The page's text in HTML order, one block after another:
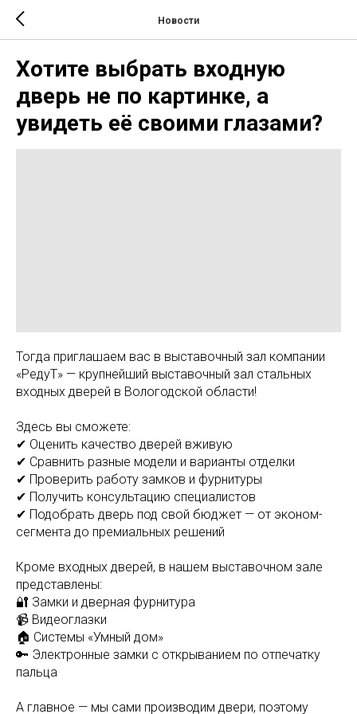
Новости
Хотите выбрать входную
дверь не по картинке, а
увидеть её своими глазами?
Тогда приглашаем вас в выставочный зал компании
«РедуТ» — крупнейший выставочный зал стальных
входных дверей в Вологодской области!
Здесь вы сможете:
✔ Оценить качество дверей вживую
✔ Сравнить разные модели и варианты отделки
✔ Проверить работу замков и фурнитуры
✔ Получить консультацию специалистов
✔ Подобрать дверь под свой бюджет — от эконом-
сегмента до премиальных решений
Кроме входных дверей, в нашем выставочном зале
представлены:
🔐 Замки и дверная фурнитура
📹 Видеоглазки
🏠 Системы «Умный дом»
🔑 Электронные замки с открыванием по отпечатку
пальца
А главное — мы сами производим двери, поэтому